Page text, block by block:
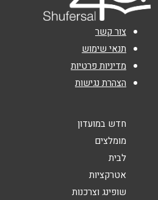
צור קשר
תנאי שימוש
מדיניות פרטיות
הצהרת נגישות
חדש במועדון
מומלצים
לבית
אטרקציות
שופינג וצרכנות